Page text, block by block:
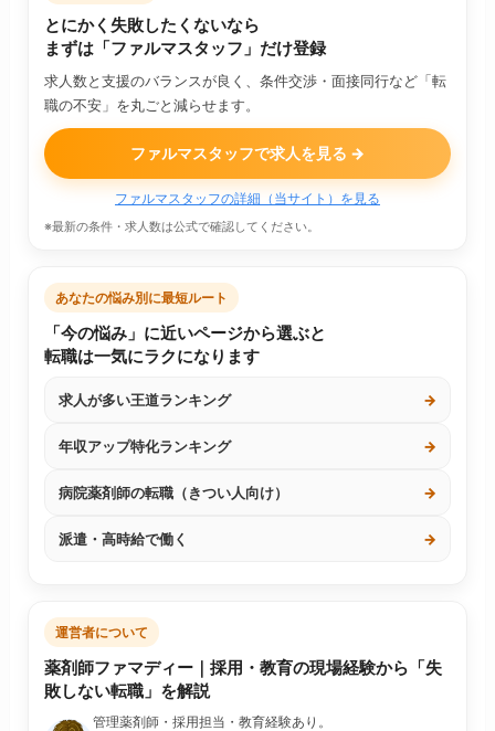
とにかく失敗したくないなら
まずは「ファルマスタッフ」だけ登録
求人数と支援のバランスが良く、条件交渉・面接同行など「転
職の不安」を丸ごと減らせます。
ファルマスタッフで求人を見る →
ファルマスタッフの詳細（当サイト）を見る
※最新の条件・求人数は公式で確認してください。
あなたの悩み別に最短ルート
「今の悩み」に近いページから選ぶと
転職は一気にラクになります
求人が多い王道ランキング →
年収アップ特化ランキング →
病院薬剤師の転職（きつい人向け） →
派遣・高時給で働く →
運営者について
薬剤師ファマディー｜採用・教育の現場経験から「失
敗しない転職」を解説
管理薬剤師・採用担当・教育経験あり。